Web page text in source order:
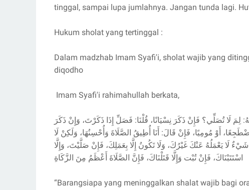
tinggal, sampai lupa jumlahnya. Jangan tunda lagi.
Hukum sholat yang tertinggal :
Dalam madzhab Imam Syafi'i, sholat wajib yang
diqodho
Imam Syafi'i rahimahullah berkata,
لَا تُصَلِّي؟ فَإِنْ ذَكَرَ نِسْيَانًا، قُلْنَا: فَصَلِّ إِذَا ذَكَرْتَ، وَإِنْ ذَكَرَ
أَوْ مُومِيًا، فَإِنْ قَالَ: أَنَا أُطِيقُ الصَّلَاةَ وَأُحْسِنُهَا، وَلَكِنْ لَا
لَا يَعْمَلُهُ عَنْكَ غَيْرُكَ، وَلَا تَكُونُ إِلَّا بِعَمَلِكَ، فَإِنْ صَلَّيْتَ، وَإِلَّا
اسْتَتَبْنَاكَ، فَإِنْ تُبْت وَإِلَّا قَتَلْنَاكَ، فَإِنَّ الصَّلَاةَ أَعْظَمُ مِنَ الزَّكَاةِ
“Barangsiapa yang meninggalkan shalat wajib bagi